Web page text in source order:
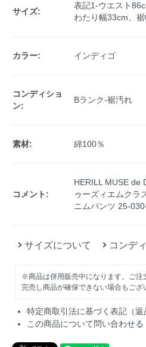
サイズ:
表記1-ウエスト
わたり幅33cm、
カラー: インディゴ
コンディショ
ン:
Bランク-裾汚れ
素材: 綿100％
コメント:
HERILL MUSE de
ゥーズィエムクラ
ニムパンツ 25-
サイズについて コンデ
※商品は併用販売中になります。ご注
完売し商品が確保できない場合もござ
特定商取引法に基づく表記（返
この商品について問い合わせる